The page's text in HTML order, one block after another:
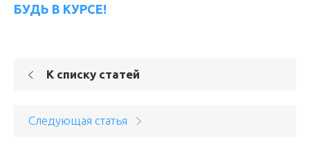
БУДЬ В КУРСЕ!
К списку статей
Следующая статья